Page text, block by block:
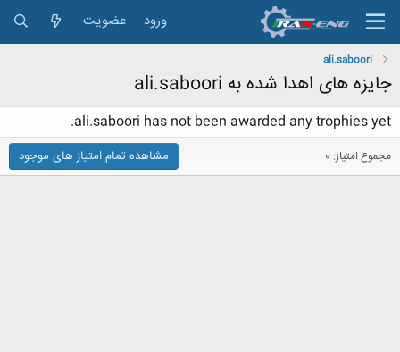
ورود عضویت
ali.saboori
جایزه های اهدا شده به ali.saboori
ali.saboori has not been awarded any trophies yet.
مجموع امتیاز: 0 مشاهده تمام امتیاز های موجود